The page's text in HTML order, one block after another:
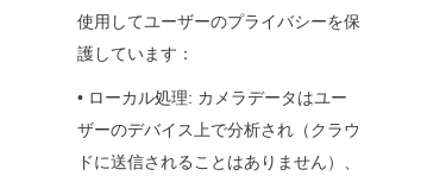
使用してユーザーのプライバシーを保
護しています：
• ローカル処理: カメラデータはユー
ザーのデバイス上で分析され（クラウ
ドに送信されることはありません）、